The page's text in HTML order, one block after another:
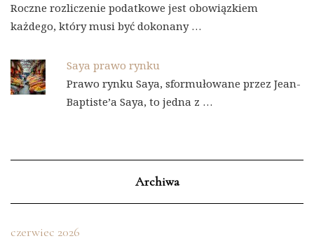
Roczne rozliczenie podatkowe jest obowiązkiem
każdego, który musi być dokonany …
Saya prawo rynku
Prawo rynku Saya, sformułowane przez Jean-
Baptiste’a Saya, to jedna z …
Archiwa
czerwiec 2026